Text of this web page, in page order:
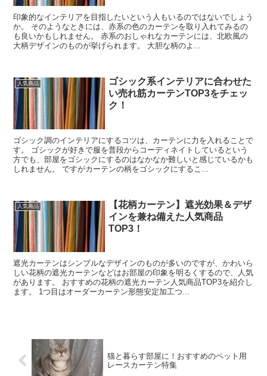
印象的なインテリアを目指したいという人もいるのではないでしょう
か。 そのようなときには、赤系の色のカーテンを取り入れてみるの
も良いかもしれません。 赤系のおしゃれなカーテンには、北欧風の
大柄デザインのものが挙げられます。 大胆な柄のよ...
人気商品
ゴシック系インテリアに合わせた
い売れ筋カーテンTOP3をチェッ
ク！
ゴシック調のインテリアにするコツは、カーテンに力を入れることで
す。 ゴシックが好きで服を普段からコーディネイトしているという
方でも、部屋をゴシックにするのはなかなか難しいと感じているかも
しれません。 ですがカーテンの柄をゴシックにするこ...
人気商品
【花柄カーテン】遮光効果＆デザ
インを兼ね備えた人気商品
TOP3！
遮光カーテンはシンプルなデザインのものが多いのですが、かわいら
しい花柄の遮光カーテンなどはお部屋の印象を明るくするので、人気
があります。 おすすめの花柄の遮光カーテン人気商品TOP3を紹介し
ます。 1つ目はオーダーカーテン形態安定加工つ...
猫と暮らす部屋に！おすすめのペット用
レースカーテン特集